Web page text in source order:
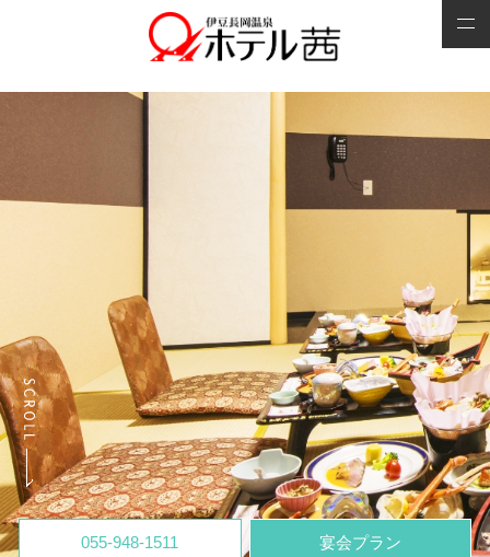
055-948-1511 宴会プラン